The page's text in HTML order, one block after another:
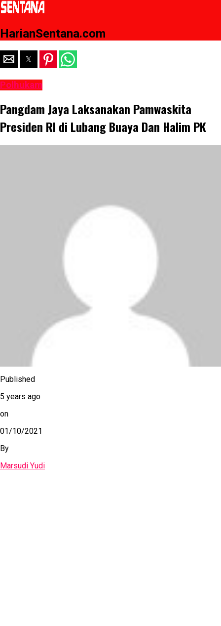
HarianSentana.com
Polhukam
Pangdam Jaya Laksanakan Pamwaskita
Presiden RI di Lubang Buaya Dan Halim PK
Published
5 years ago
on
01/10/2021
By
Marsudi Yudi